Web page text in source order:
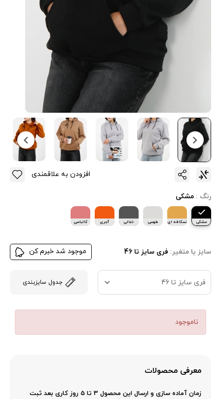
رنگ : مشکی
مشکی نسکافه ای طوسی ذغالی آجری کالباسی
سایز یا متغیر: فری سایز تا 46 موجود شد خبرم کن
فری سایز تا 46 جدول سایزبندی
ناموجود
افزودن به علاقمندی
معرفی محصولات
زمان آماده سازی و ارسال این محصول 3 تا 5 روز کاری بعد ثبت